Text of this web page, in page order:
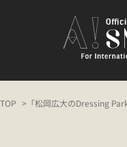
TOP 「松岡広大のDressing